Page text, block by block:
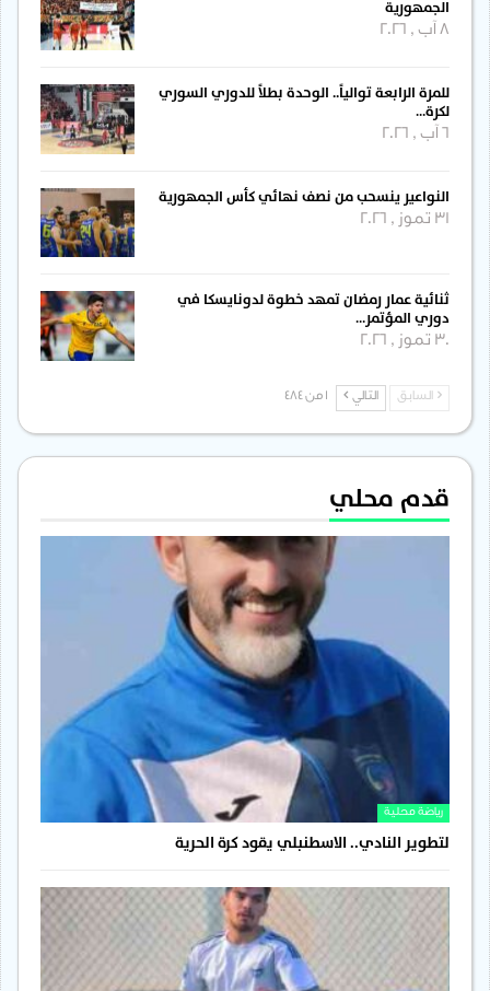
الجمهورية
للمرة الرابعة توالياً.. الوحدة بطلاً للدوري السوري
لكرة…
النواعير ينسحب من نصف نهائي كأس الجمهورية
31 تموز , 2026
ثنائية عمار رمضان تمهد خطوة لدونايسكا في
دوري المؤتمر…
30 تموز , 2026
السابق التالي
قدم محلي
رياضة محلية
لتطوير النادي.. الاسطنبلي يقود كرة الحرية